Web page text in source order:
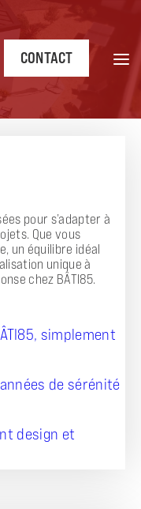
pour s’adapter à
Que vous
un équilibre idéal
unique à
chez BÂTI85.
simplement
de sérénité
design et
CONTACT
pour
en Vendée et
modèles de maison
de construction.
de-Riez, aux
Vie, à Aizenay, à
construction BÂTI85
proposant une
avec terrain